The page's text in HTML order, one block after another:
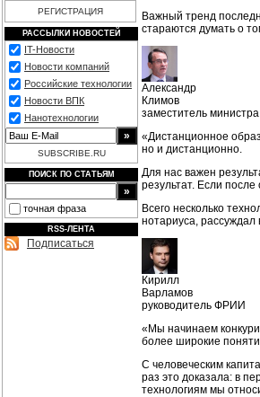
РЕГИСТРАЦИЯ
РАССЫЛКИ НОВОСТЕЙ
IT-Новости
Новости компаний
Российские технологии
Новости ВПК
Нанотехнологии
SUBSCRIBE.RU
ПОИСК ПО СТАТЬЯМ
точная фраза
RSS-ЛЕНТА
Подписаться
Важный тренд
стараются думать о
Александр
Климов
заместитель
«Дистанционное
но и дистанционно.
Для нас важен
результат. Если
Всего несколько
нотариуса,
Кирилл
Варламов
руководитель ФРИИ
«Мы начинаем
более широкие
С человеческим
раз это доказала: в
технологиям мы